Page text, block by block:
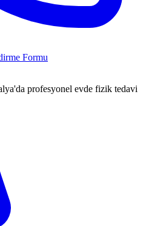
Formu
profesyonel evde fizik tedavi